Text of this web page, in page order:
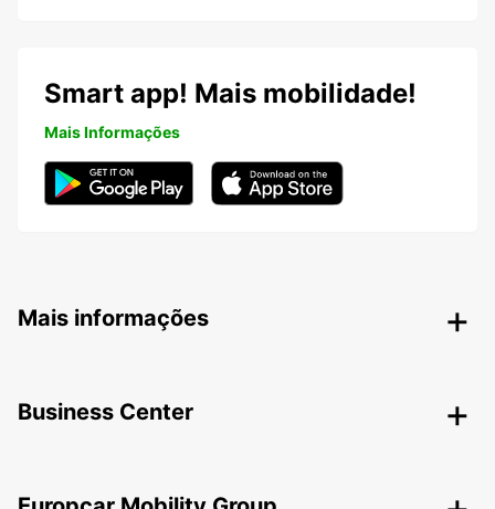
Smart app! Mais mobilidade!
Mais Informações
Mais informações
Business Center